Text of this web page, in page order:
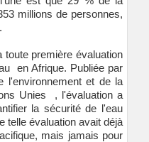
millions de personnes,
toute première évaluation
en Afrique. Publiée par
l'environnement et de la
Unies , l'évaluation a
la sécurité de l'eau
telle évaluation avait déjà
mais jamais pour